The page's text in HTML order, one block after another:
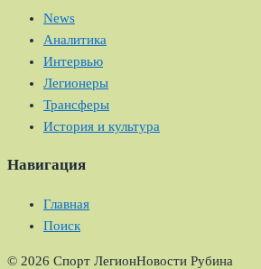
News
Аналитика
Интервью
Легионеры
Трансферы
История и культура
Навигация
Главная
Поиск
© 2026 Спорт ЛегионНовости Рубина